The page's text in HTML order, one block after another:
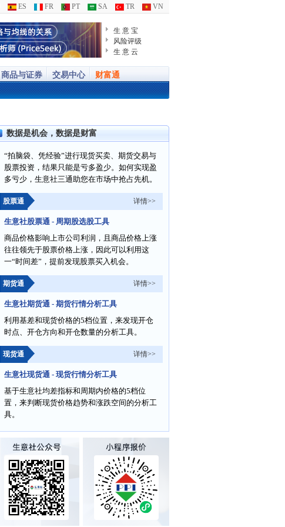
ES FR PT SA TR VN
生 意 宝
风险评级
生 意 云
商品与证券 交易中心 财富通
数据是机会，数据是财富
“拍脑袋、凭经验”进行现货买卖、期货交易与
股票投资，结果只能是亏多盈少。如何实现盈
多亏少，生意社三通助您在市场中抢占先机。
股票通 详情>>
生意社股票通 - 周期股选股工具
商品价格影响上市公司利润，且商品价格上涨
往往领先于股票价格上涨，因此可以利用这
一“时间差”，提前发现股票买入机会。
期货通 详情>>
生意社期货通 - 期货行情分析工具
利用基差和现货价格的5档位置，来发现开仓
时点、开仓方向和开仓数量的分析工具。
现货通 详情>>
生意社现货通 - 现货行情分析工具
基于生意社均差指标和周期内价格的5档位
置，来判断现货价格趋势和涨跌空间的分析工
具。